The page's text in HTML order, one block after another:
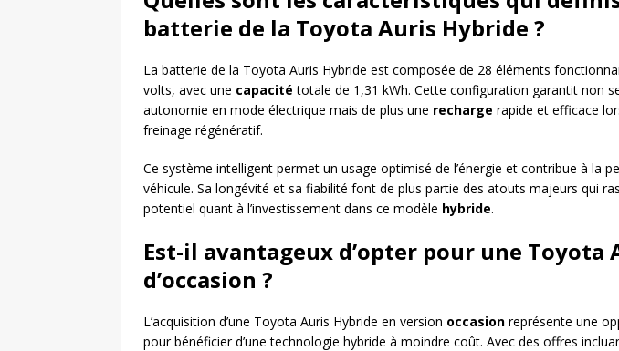
batterie de la Toyota Auris Hybride ?
La batterie de la Toyota Auris Hybride est composée de 28 éléments
volts, avec une capacité totale de 1,31 kWh. Cette configuration garantit non
autonomie en mode électrique mais de plus une recharge rapide et efficace
freinage régénératif.
Ce système intelligent permet un usage optimisé de l’énergie et contribue à la
véhicule. Sa longévité et sa fiabilité font de plus partie des atouts majeurs qui
potentiel quant à l’investissement dans ce modèle hybride.
Est-il avantageux d’opter pour une Toyota
d’occasion ?
L’acquisition d’une Toyota Auris Hybride en version occasion représente une
pour bénéficier d’une technologie hybride à moindre coût. Avec des offres